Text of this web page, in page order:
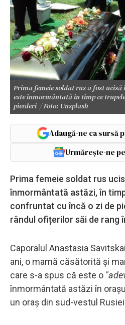
Prima femeie soldat rus a fost
este înmormântată în timp ce
pierderi / Foto: Unsplash
Adaugă-ne ca sursă
Urmărește-ne
Prima femeie soldat rus
înmormântată astăzi, în
confruntat cu încă o zi de
rândul ofițerilor săi de rang
Caporalul Anastasia
ani, o mamă căsătorită și
care s-a spus că este o
înmormântată astăzi în
un oraș din sud-vestul